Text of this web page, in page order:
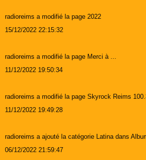
radioreims a modifié la page 2022
15/12/2022 22:15:32
radioreims a modifié la page Merci à ...
11/12/2022 19:50:34
radioreims a modifié la page Skyrock Reims
11/12/2022 19:49:28
radioreims a ajouté la catégorie Latina dans
06/12/2022 21:59:47